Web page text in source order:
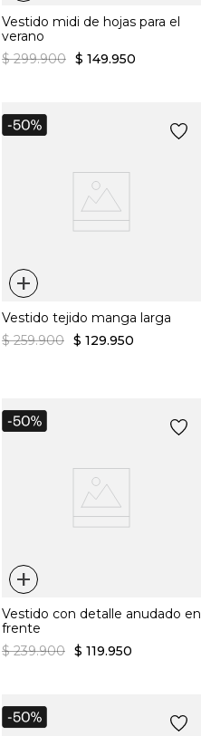
Vestido midi de hojas para el
verano
$ 299.900 $ 149.950
+
Vestido tejido manga larga
$ 259.900 $ 129.950
+
Vestido con detalle anudado en
frente
$ 239.900 $ 119.950